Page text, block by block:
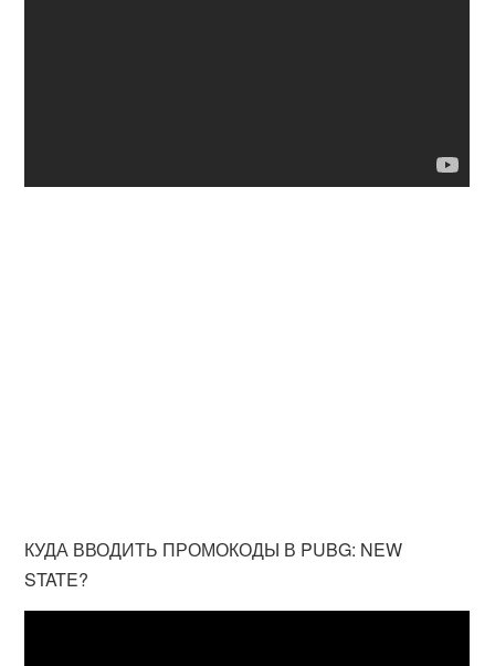
КУДА ВВОДИТЬ ПРОМОКОДЫ В PUBG: NEW
STATE?